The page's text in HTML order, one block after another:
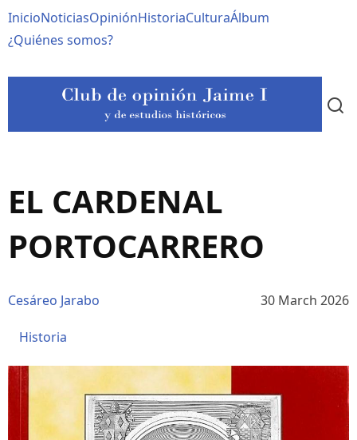
al
contenido
Navegación
principal
InicioNoticiasOpiniónHistoriaCulturaÁlbum
¿Quiénes somos?
EL CARDENAL
PORTOCARRERO
Cesáreo Jarabo 30 March 2026
Historia